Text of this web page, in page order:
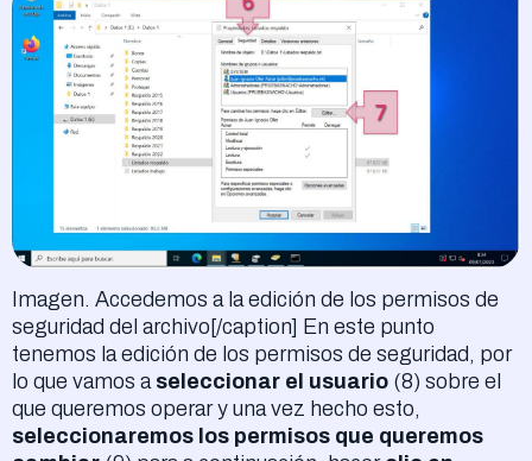
Imagen. Accedemos a la edición de los permisos de
seguridad del archivo[/caption] En este punto
tenemos la edición de los permisos de seguridad, por
lo que vamos a seleccionar el usuario (8) sobre el
que queremos operar y una vez hecho esto,
seleccionaremos los permisos que queremos